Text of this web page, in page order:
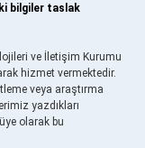
bilgiler taslak
ve İletişim Kurumu
hizmet vermektedir.
veya araştırma
yazdıkları
olarak bu